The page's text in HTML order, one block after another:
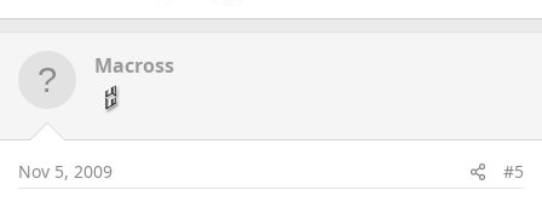
Macross
Nov 5, 2009 #5